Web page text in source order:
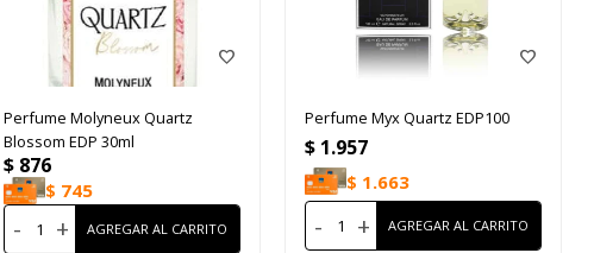
Perfume Molyneux Quartz
Blossom EDP 30ml
$ 876
$ 745
- +
Perfume Myx Quartz EDP100
$ 1.957
$ 1.663
- +